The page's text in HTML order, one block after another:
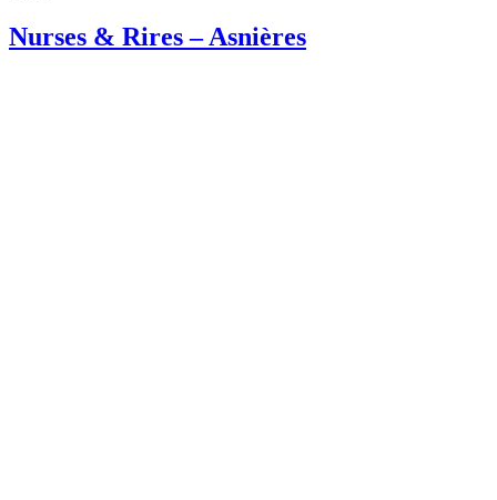
Nurses & Rires – Asnières